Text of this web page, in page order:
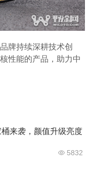
牌持续深耕技术创
性能的产品，助力中
来袭，颜值升级亮度
5832